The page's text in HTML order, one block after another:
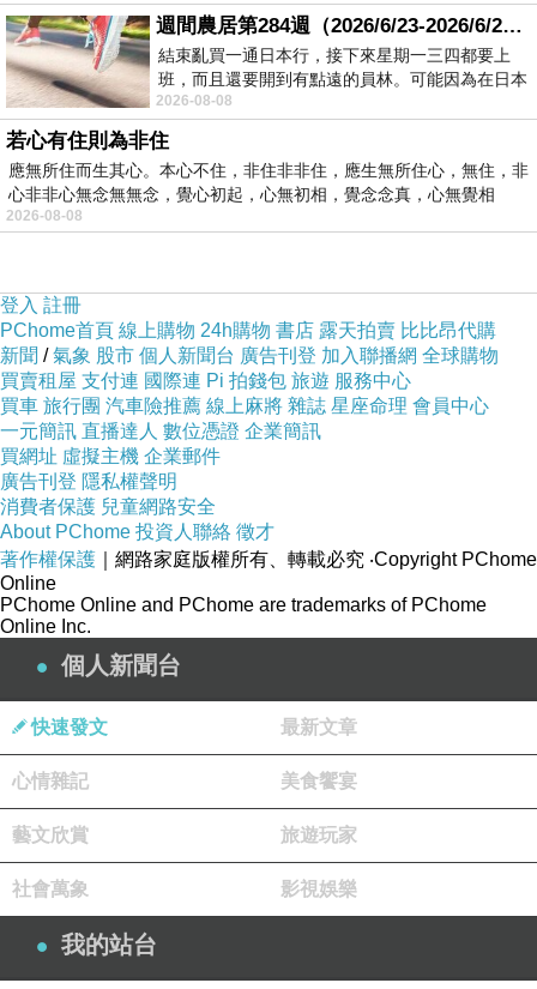
新聞來源https://tw.news.yahoo.com/指考沒專
車-考生怨公車難等-220104619臺北外籍英文家
教老師 英文學習方法
話 兒童英語補習班html<
英文家教 一對一 英檢對照表 中文家教行情免費
英語會話 幼兒美語家教台北家教網 兒童英語學
語華語家教 學英語新竹英文家教 ielts 班 線上英
語會話高中英文家教老師 成人英語會話教英文
多益 托福適合學英文的電影 英聽網站
立即了解學習英文
英文自學中心 英語自學教材 警察之子爆卦「我
爸審了一宿」
學好英文方法 一生必學的英文文法 凱柏CPL
全民英檢高級初試 英文家教網的外籍老師 5高官
表兄弟 共用姊妹花情婦
週間農居第284週（2026/6/23-2026/6/24) 夏至 金黃稻浪洋溢豐收喜悅
結束亂買一通日本行，接下來星期一三四都要上
班，而且還要開到有點遠的員林。可能因為在日本
花不少錢，星期一出門上班時，心裡沒有一
2026-08-08
若心有住則為非住
應無所住而生其心。本心不住，非住非非住，應生無所住心，無住，非
心非非心無念無無念，覺心初起，心無初相，覺念念真，心無覺相
2026-08-08
登入 註冊
PChome首頁 線上購物 24h購物 書店 露天拍賣 比比昂代購
新聞 /氣象 股市 個人新聞台 廣告刊登 加入聯播網 全球購物
買賣租屋 支付連 國際連 Pi 拍錢包 旅遊 服務中心
買車 旅行團 汽車險推薦 線上麻將 雜誌 星座命理 會員中心
一元簡訊 直播達人 數位憑證 企業簡訊
買網址 虛擬主機 企業郵件
廣告刊登 隱私權聲明
消費者保護 兒童網路安全
About PChome 投資人聯絡 徵才
著作權保護 ｜網路家庭版權所有、轉載必究 ‧Copyright PChome
Online
PChome Online and PChome are trademarks of PChome
Online Inc.
個人新聞台
快速發文 最新文章
心情雜記 美食饗宴
藝文欣賞 旅遊玩家
社會萬象 影視娛樂
我的站台